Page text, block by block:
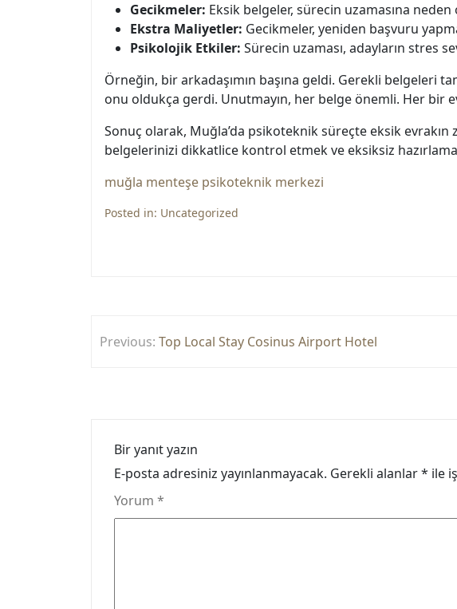
Gecikmeler: Eksik belgeler, sürecin uzamasına
Ekstra Maliyetler: Gecikmeler, yeniden başvuru
Psikolojik Etkiler: Sürecin uzaması, adayların stres
Örneğin, bir arkadaşımın başına geldi. Gerekli belgeleri
onu oldukça gerdi. Unutmayın, her belge önemli. Her bir
Sonuç olarak, Muğla’da psikoteknik süreçte eksik
belgelerinizi dikkatlice kontrol etmek ve eksiksiz
muğla menteşe psikoteknik merkezi
Posted in: Uncategorized
Yazı
gezinmesi
Previous: Top Local Stay Cosinus Airport Hotel
Bir yanıt yazın
E-posta adresiniz yayınlanmayacak. Gerekli alanlar* ile
Yorum *